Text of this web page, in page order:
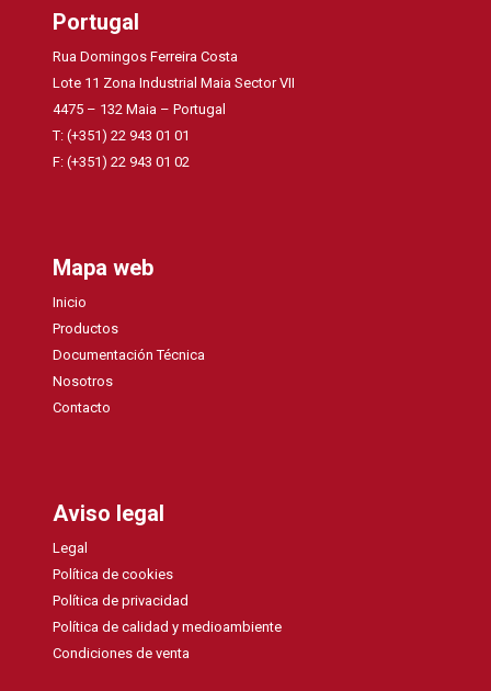
Portugal
Rua Domingos Ferreira Costa
Lote 11 Zona Industrial Maia Sector VII
4475 – 132 Maia – Portugal
T: (+351) 22 943 01 01
F: (+351) 22 943 01 02
Mapa web
Inicio
Productos
Documentación Técnica
Nosotros
Contacto
Aviso legal
Legal
Política de cookies
Política de privacidad
Política de calidad y medioambiente
Condiciones de venta